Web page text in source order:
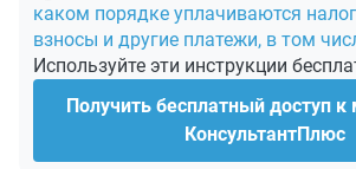
каком порядке уплачиваются
взносы и другие платежи, в том
Используйте эти инструкции
Получить бесплатный доступ
КонсультантПлюс